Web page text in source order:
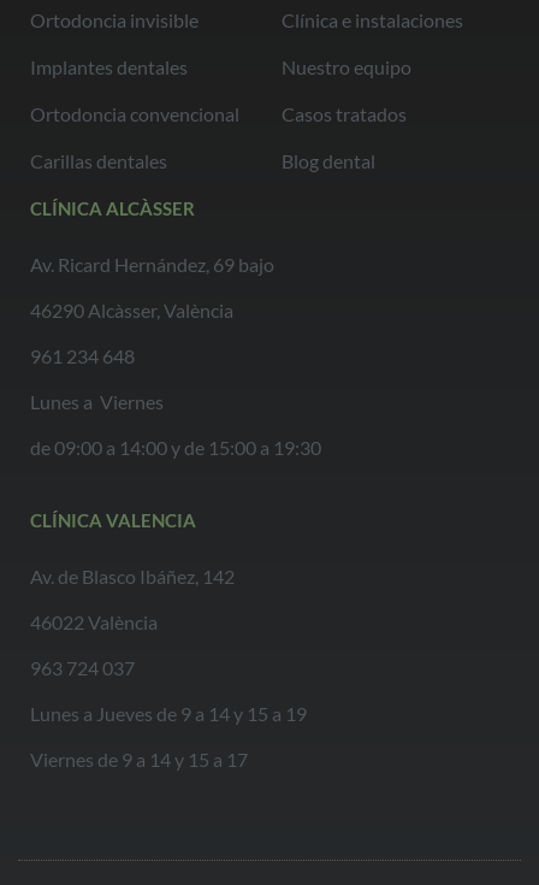
Ortodoncia invisible
Implantes dentales
Ortodoncia convencional
Carillas dentales
Clínica e instalaciones
Nuestro equipo
Casos tratados
Blog dental
CLÍNICA ALCÀSSER
Av. Ricard Hernández, 69 bajo
46290 Alcàsser, València
961 234 648
Lunes a Viernes
de 09:00 a 14:00 y de 15:00 a 19:30
CLÍNICA VALENCIA
Av. de Blasco Ibáñez, 142
46022 València
963 724 037
Lunes a Jueves de 9 a 14 y 15 a 19
Viernes de 9 a 14 y 15 a 17